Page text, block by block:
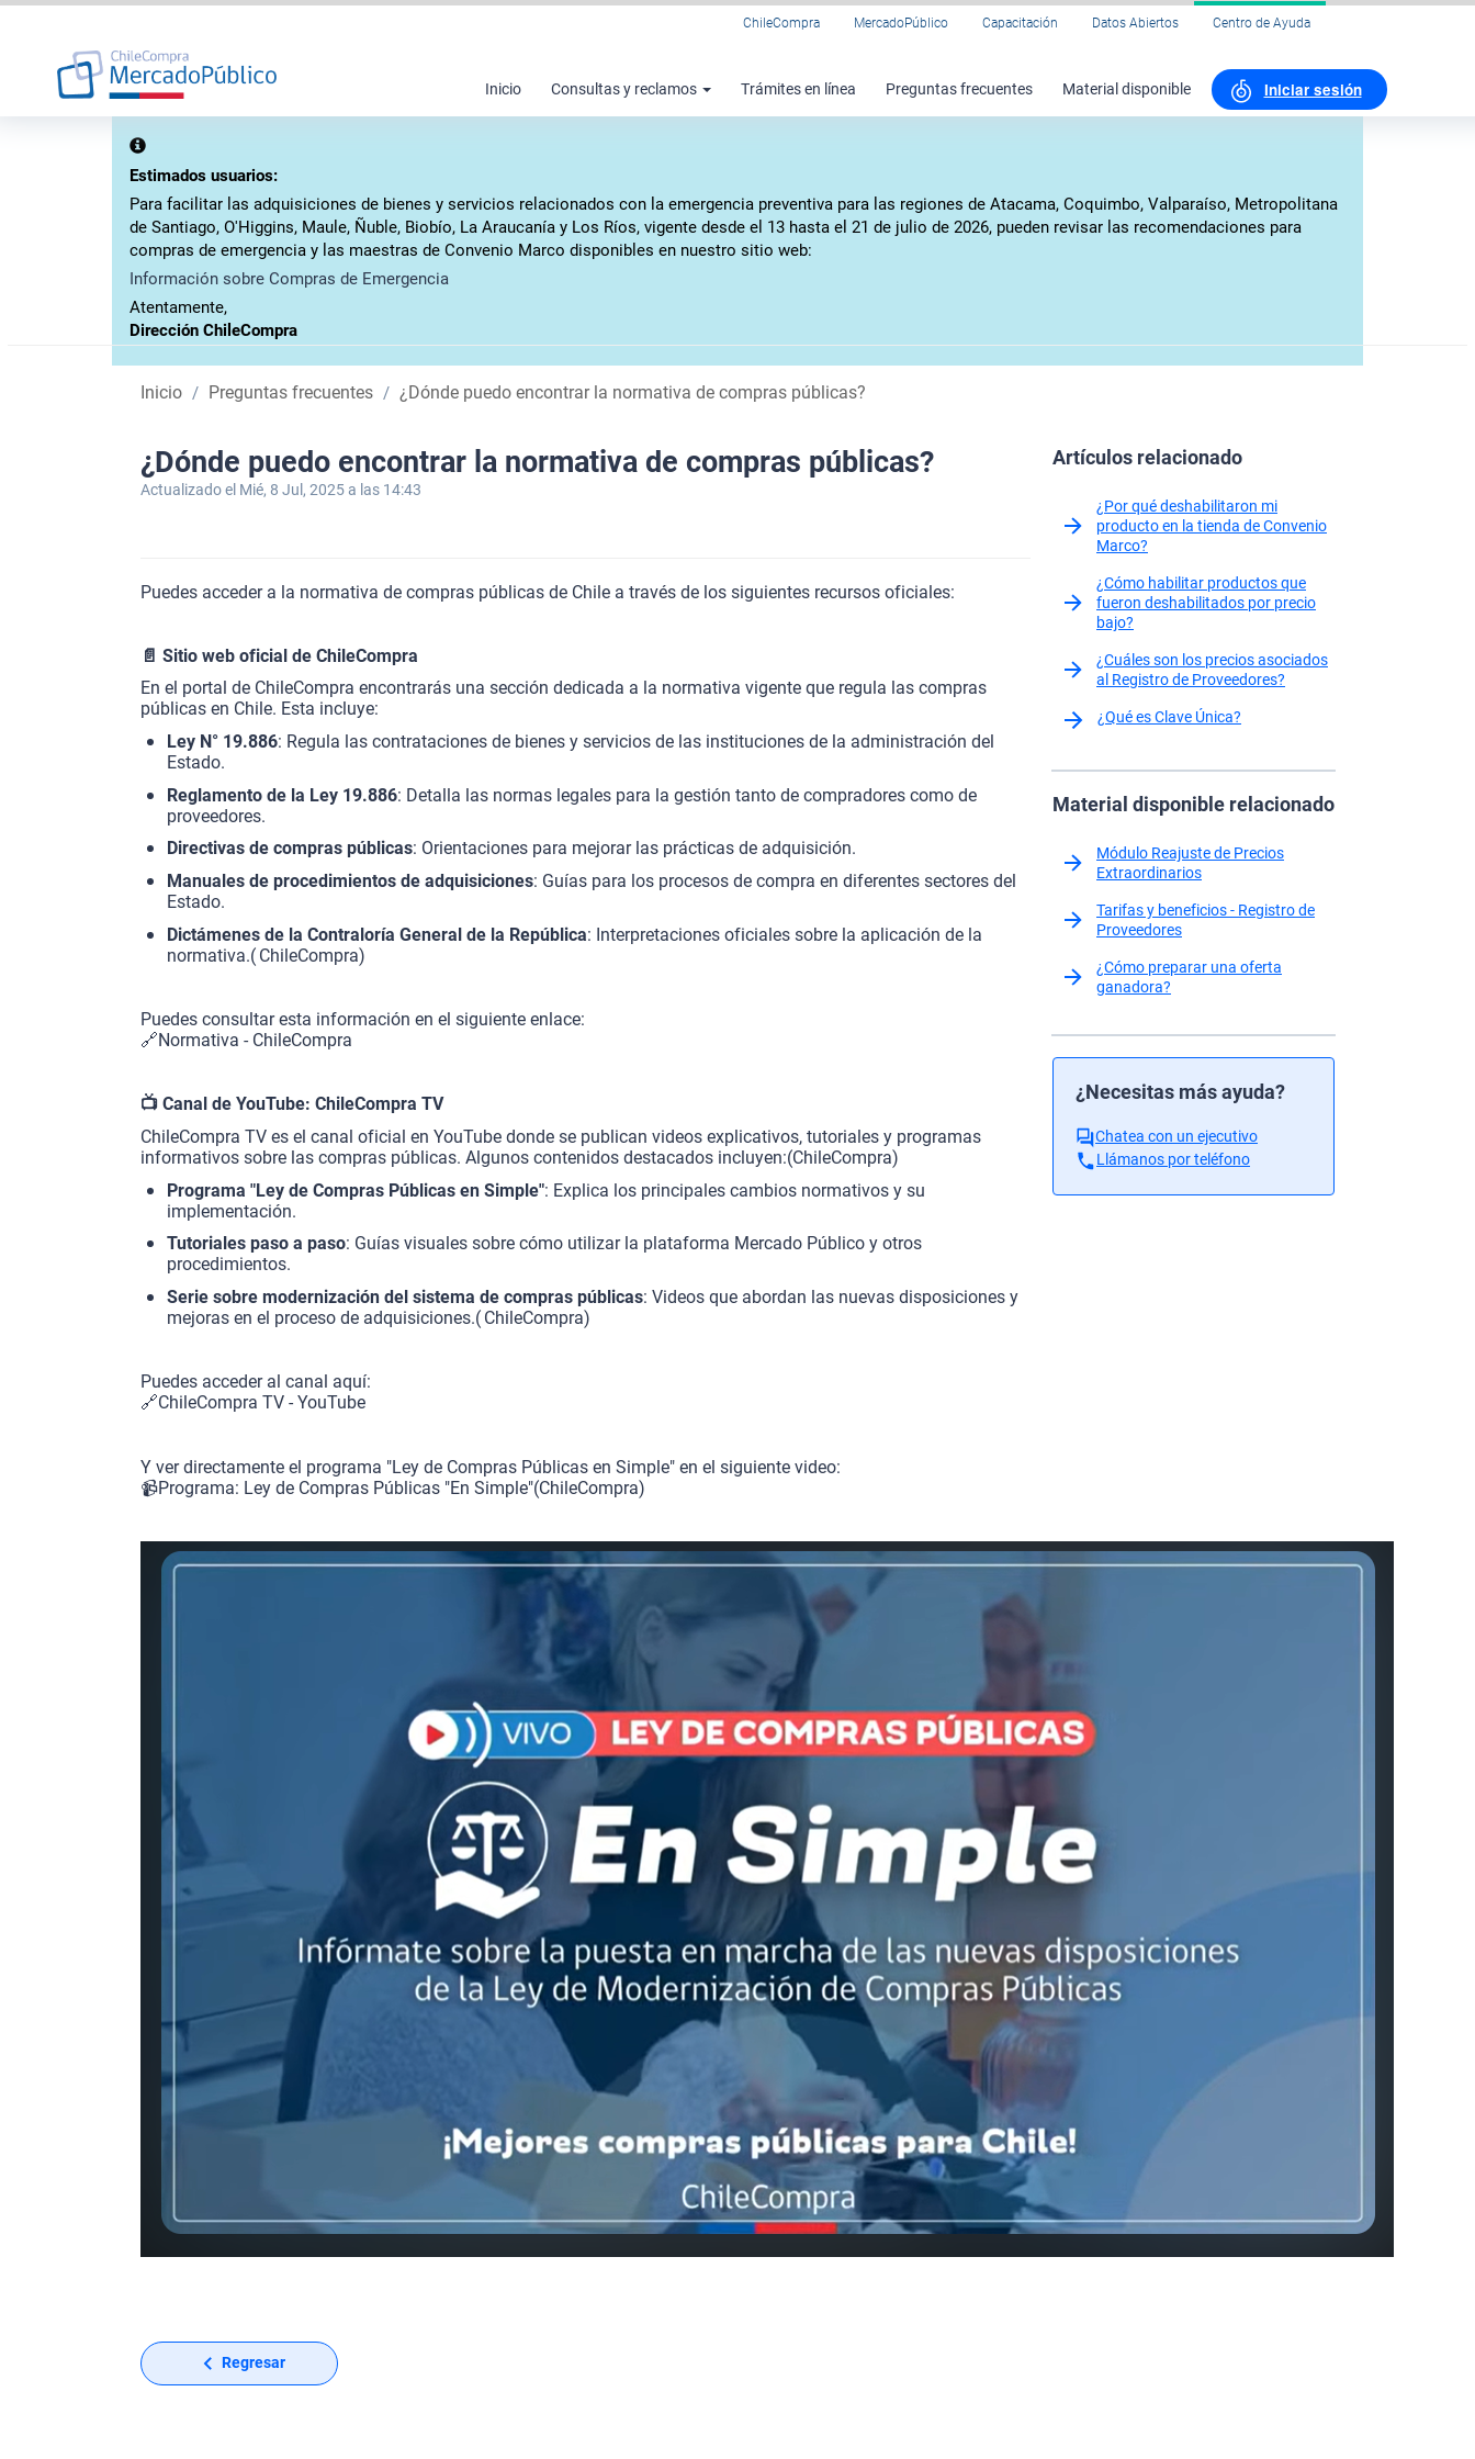
ChileCompra MercadoPúblico Capacitación Datos Abiertos Centro de Ayuda
Inicio Consultas y reclamos Trámites en línea Preguntas frecuentes Material disponible Iniciar sesión
Estimados usuarios:
Para facilitar las adquisiciones de bienes y servicios relacionados con la emergencia preventiva para las regiones de Atacama, Coquimbo, Valparaíso, Metropolitana
de Santiago, O'Higgins, Maule, Ñuble, Biobío, La Araucanía y Los Ríos, vigente desde el 13 hasta el 21 de julio de 2026, pueden revisar las recomendaciones para
compras de emergencia y las maestras de Convenio Marco disponibles en nuestro sitio web:
Información sobre Compras de Emergencia
Atentamente,
Dirección ChileCompra
Inicio Preguntas frecuentes ¿Dónde puedo encontrar la normativa de compras públicas?
¿Dónde puedo encontrar la normativa de compras públicas?
Actualizado el Mié, 8 Jul, 2025 a las 14:43
Puedes acceder a la normativa de compras públicas de Chile a través de los siguientes recursos oficiales:
📄 Sitio web oficial de ChileCompra
En el portal de ChileCompra encontrarás una sección dedicada a la normativa vigente que regula las compras
públicas en Chile. Esta incluye:
Ley N° 19.886: Regula las contrataciones de bienes y servicios de las instituciones de la administración del
Estado.
Reglamento de la Ley 19.886: Detalla las normas legales para la gestión tanto de compradores como de
proveedores.
Directivas de compras públicas: Orientaciones para mejorar las prácticas de adquisición.
Manuales de procedimientos de adquisiciones: Guías para los procesos de compra en diferentes sectores del
Estado.
Dictámenes de la Contraloría General de la República: Interpretaciones oficiales sobre la aplicación de la
normativa.( ChileCompra)
Puedes consultar esta información en el siguiente enlace:
🔗Normativa - ChileCompra
📺 Canal de YouTube: ChileCompra TV
ChileCompra TV es el canal oficial en YouTube donde se publican videos explicativos, tutoriales y programas
informativos sobre las compras públicas. Algunos contenidos destacados incluyen:(ChileCompra)
Programa "Ley de Compras Públicas en Simple": Explica los principales cambios normativos y su
implementación.
Tutoriales paso a paso: Guías visuales sobre cómo utilizar la plataforma Mercado Público y otros
procedimientos.
Serie sobre modernización del sistema de compras públicas: Videos que abordan las nuevas disposiciones y
mejoras en el proceso de adquisiciones.( ChileCompra)
Puedes acceder al canal aquí:
🔗ChileCompra TV - YouTube
Y ver directamente el programa "Ley de Compras Públicas en Simple" en el siguiente video:
📹Programa: Ley de Compras Públicas "En Simple"(ChileCompra)
Regresar
Artículos relacionado
¿Por qué deshabilitaron mi
producto en la tienda de Convenio
Marco?
¿Cómo habilitar productos que
fueron deshabilitados por precio
bajo?
¿Cuáles son los precios asociados
al Registro de Proveedores?
¿Qué es Clave Única?
Material disponible relacionado
Módulo Reajuste de Precios
Extraordinarios
Tarifas y beneficios - Registro de
Proveedores
¿Cómo preparar una oferta
ganadora?
¿Necesitas más ayuda?
Chatea con un ejecutivo
Llámanos por teléfono